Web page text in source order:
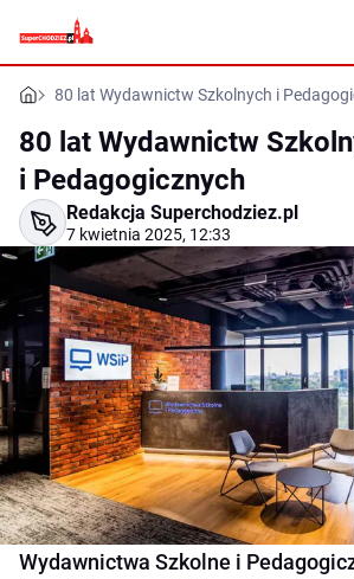
80 lat Wydawnictw Szkolnych i
80 lat Wydawnictw
i Pedagogicznych
Redakcja Superchodziez.pl
7 kwietnia 2025, 12:33
Wydawnictwa Szkolne i